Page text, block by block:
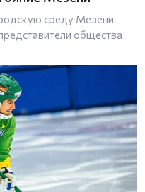
среду Мезени
общества